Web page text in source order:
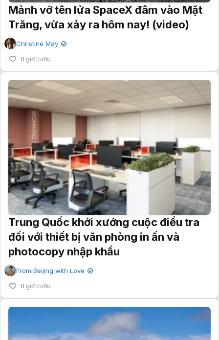
Mảnh vỡ tên lửa SpaceX đâm vào Mặt
Trăng, vừa xảy ra hôm nay! (video)
Christine May ✔
8 giờ trước
Trung Quốc khởi xướng cuộc điều tra
đối với thiết bị văn phòng in ấn và
photocopy nhập khẩu
From Beijing with Love ✔
8 giờ trước